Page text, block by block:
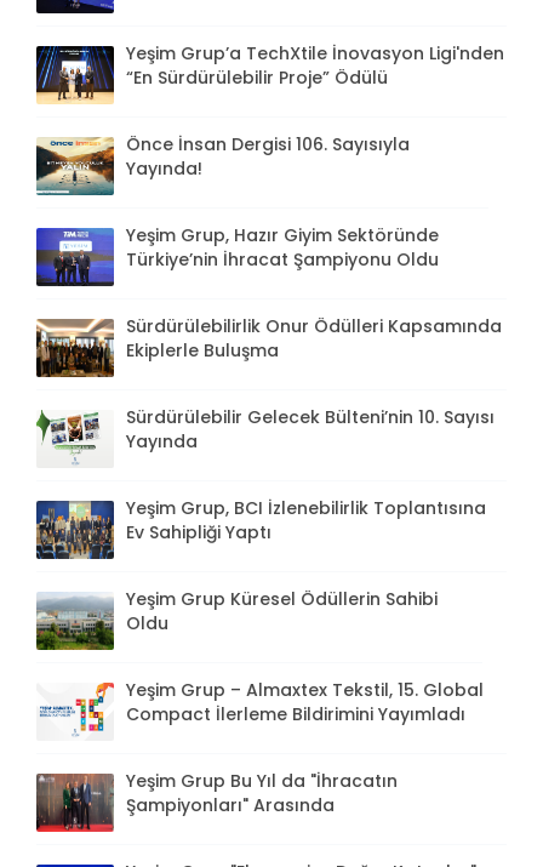
Yeşim Grup’a TechXtile İnovasyon Ligi'nden
“En Sürdürülebilir Proje” Ödülü
Önce İnsan Dergisi 106. Sayısıyla
Yayında!
Yeşim Grup, Hazır Giyim Sektöründe
Türkiye’nin İhracat Şampiyonu Oldu
Sürdürülebilirlik Onur Ödülleri Kapsamında
Ekiplerle Buluşma
Sürdürülebilir Gelecek Bülteni’nin 10. Sayısı
Yayında
Yeşim Grup, BCI İzlenebilirlik Toplantısına
Ev Sahipliği Yaptı
Yeşim Grup Küresel Ödüllerin Sahibi
Oldu
Yeşim Grup – Almaxtex Tekstil, 15. Global
Compact İlerleme Bildirimini Yayımladı
Yeşim Grup Bu Yıl da "İhracatın
Şampiyonları" Arasında